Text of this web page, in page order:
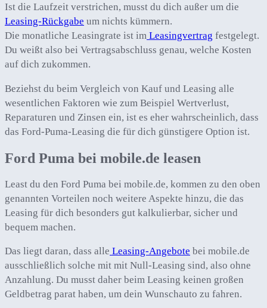
Ist die Laufzeit verstrichen, musst du dich außer um die
Leasing-Rückgabe um nichts kümmern.
Die monatliche Leasingrate ist im Leasingvertrag festgelegt.
Du weißt also bei Vertragsabschluss genau, welche Kosten
auf dich zukommen.
Beziehst du beim Vergleich von Kauf und Leasing alle
wesentlichen Faktoren wie zum Beispiel Wertverlust,
Reparaturen und Zinsen ein, ist es eher wahrscheinlich, dass
das Ford-Puma-Leasing die für dich günstigere Option ist.
Ford Puma bei mobile.de leasen
Least du den Ford Puma bei mobile.de, kommen zu den oben
genannten Vorteilen noch weitere Aspekte hinzu, die das
Leasing für dich besonders gut kalkulierbar, sicher und
bequem machen.
Das liegt daran, dass alle Leasing-Angebote bei mobile.de
ausschließlich solche mit mit Null-Leasing sind, also ohne
Anzahlung. Du musst daher beim Leasing keinen großen
Geldbetrag parat haben, um dein Wunschauto zu fahren.